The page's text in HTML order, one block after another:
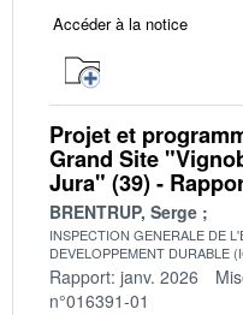
Accéder à la notice
Projet et
Grand Site
Jura" (39) -
BRENTRUP, Serge
INSPECTION GENERALE DE
DEVELOPPEMENT DURABLE
Rapport: janv. 2026
n°016391-01